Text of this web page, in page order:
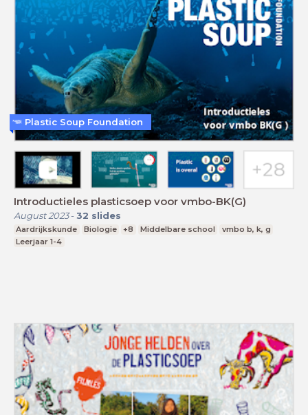
Introductieles plasticsoep voor vmbo-BK(G)
August 2023- 32 slides
Aardrijkskunde Biologie +8 Middelbare school
vmbo b, k, g
Leerjaar 1-4
Plastic Soup Foundation